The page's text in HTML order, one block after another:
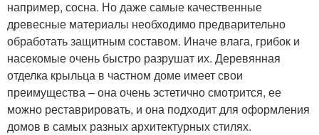
например, сосна. Но даже самые качественные
древесные материалы необходимо предварительно
обработать защитным составом. Иначе влага, грибок и
насекомые очень быстро разрушат их. Деревянная
отделка крыльца в частном доме имеет свои
преимущества – она очень эстетично смотрится, ее
можно реставрировать, и она подходит для оформления
домов в самых разных архитектурных стилях.